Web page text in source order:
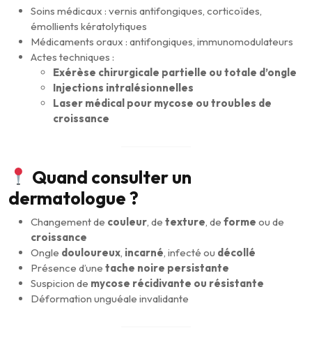
Soins médicaux : vernis antifongiques, corticoïdes,
émollients kératolytiques
Médicaments oraux : antifongiques, immunomodulateurs
Actes techniques :
Exérèse chirurgicale partielle ou totale d’ongle
Injections intralésionnelles
Laser médical pour mycose ou troubles de
croissance
Quand consulter un
dermatologue ?
Changement de couleur , de texture , de forme ou de
croissance
Ongle douloureux incarné , infecté ou décollé
Présence d’une tache noire persistante
Suspicion de mycose récidivante ou résistante
Déformation unguéale invalidante